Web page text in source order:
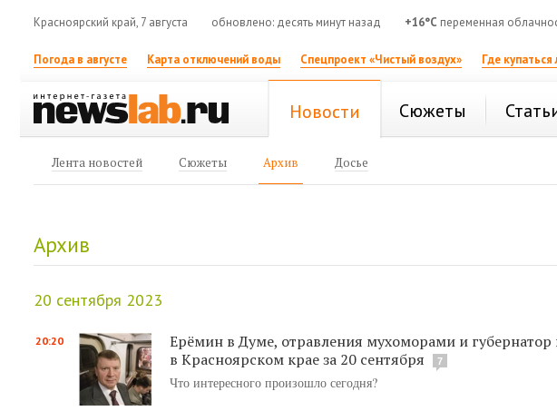
Красноярский край, 7 августа обновлено: десять минут назад +16°C переменная
Погода в августе Карта отключений воды Спецпроект «Чистый воздух» Где
Новости Сюжеты
Лента новостей Сюжеты Архив Досье
Архив
20 сентября 2023
20:20
Ерёмин в Думе, отравления мухоморами и
в Красноярском крае за 20 сентября
7
Что интересного произошло сегодня?